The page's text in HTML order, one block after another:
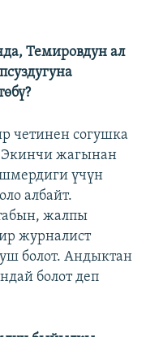
Темировдун ал
четинен согушка
жагынан
үчүн
албайт.
жалпы
журналист
болот. Андыктан
болот деп